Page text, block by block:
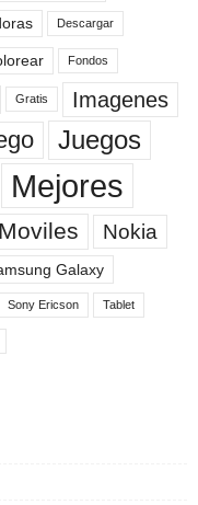
Descargar
Fondos
Gratis Imagenes
Juegos
Mejores
Moviles Nokia
Galaxy
Sony Ericson Tablet